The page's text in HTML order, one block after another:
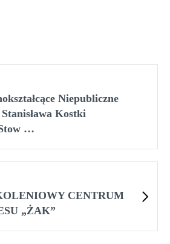
Niepubliczne
Kostki
…
CENTRUM
„ŻAK”